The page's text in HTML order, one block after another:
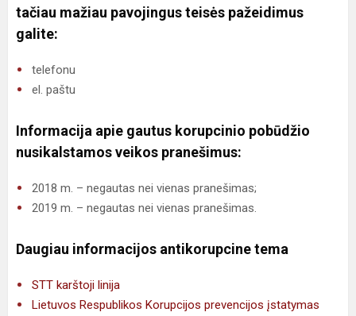
tačiau mažiau pavojingus teisės pažeidimus
galite:
telefonu
el. paštu
Informacija apie gautus korupcinio pobūdžio
nusikalstamos veikos pranešimus:
2018 m. – negautas nei vienas pranešimas;
2019 m. – negautas nei vienas pranešimas.
Daugiau informacijos antikorupcine tema
STT karštoji linija
Lietuvos Respublikos Korupcijos prevencijos įstatymas